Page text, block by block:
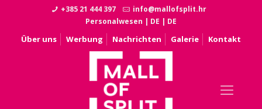
+385 21 444 397
info@mallofsplit.hr
Personalwesen | DE | DE
Über uns Werbung Nachrichten Galerie Kontakt